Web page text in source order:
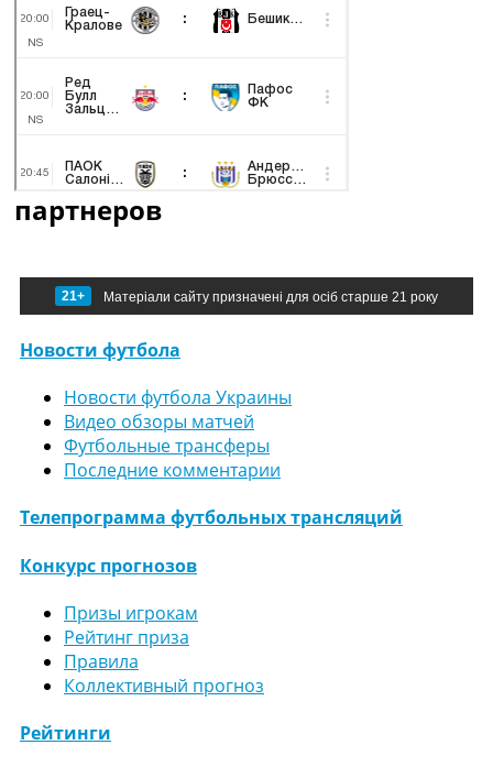
партнеров
21+ Матеріали сайту призначені для осіб старше 21 року
Новости футбола
Новости футбола Украины
Видео обзоры матчей
Футбольные трансферы
Последние комментарии
Телепрограмма футбольных трансляций
Конкурс прогнозов
Призы игрокам
Рейтинг приза
Правила
Коллективный прогноз
Рейтинги